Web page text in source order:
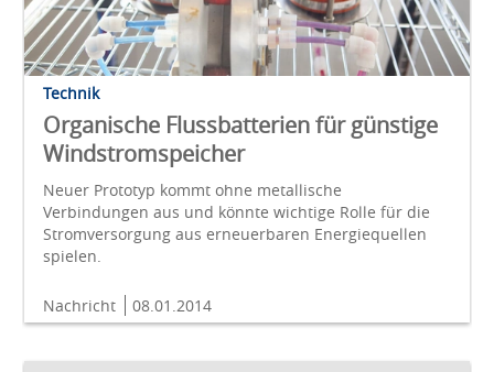
Technik
Organische Flussbatterien für günstige
Windstromspeicher
Neuer Prototyp kommt ohne metallische
Verbindungen aus und könnte wichtige Rolle für die
Stromversorgung aus erneuerbaren Energiequellen
spielen.
Nachricht 08.01.2014